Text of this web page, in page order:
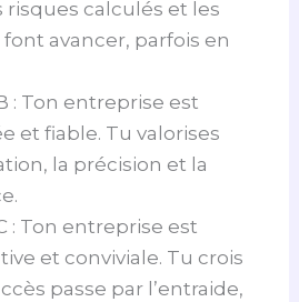
risques calculés et les
avancer, parfois en
: Ton entreprise est
et fiable. Tu valorises
la précision et la
: Ton entreprise est
et conviviale. Tu crois
passe par l’entraide,